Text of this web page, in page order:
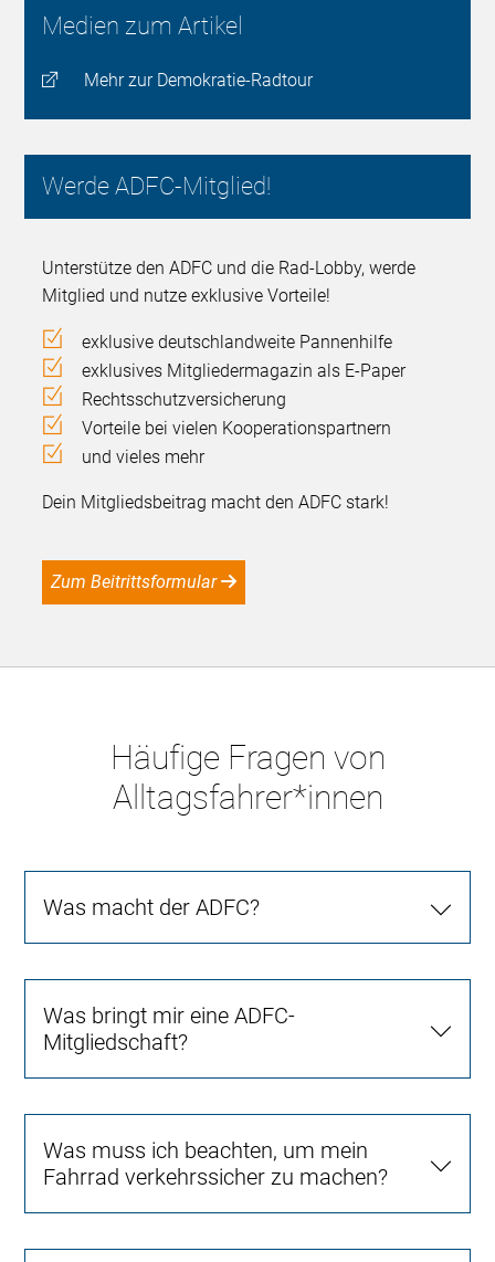
Medien zum Artikel
Mehr zur Demokratie-Radtour
Werde ADFC-Mitglied!
Unterstütze den ADFC und die Rad-Lobby, werde
Mitglied und nutze exklusive Vorteile!
exklusive deutschlandweite Pannenhilfe
exklusives Mitgliedermagazin als E-Paper
Rechtsschutzversicherung
Vorteile bei vielen Kooperationspartnern
und vieles mehr
Dein Mitgliedsbeitrag macht den ADFC stark!
Zum Beitrittsformular
Häufige Fragen von
Alltagsfahrer*innen
Was macht der ADFC?
Was bringt mir eine ADFC-
Mitgliedschaft?
Was muss ich beachten, um mein
Fahrrad verkehrssicher zu machen?